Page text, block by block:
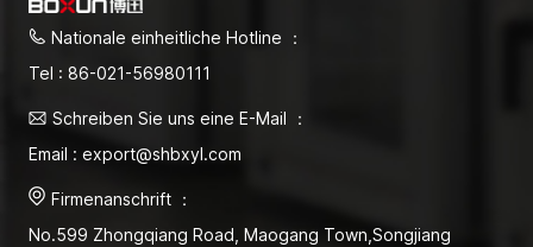
Nationale einheitliche Hotline ：
Tel : 86-021-56980111
Schreiben Sie uns eine E-Mail ：
Email : export@shbxyl.com
Firmenanschrift ：
No.599 Zhongqiang Road, Maogang Town,Songjiang